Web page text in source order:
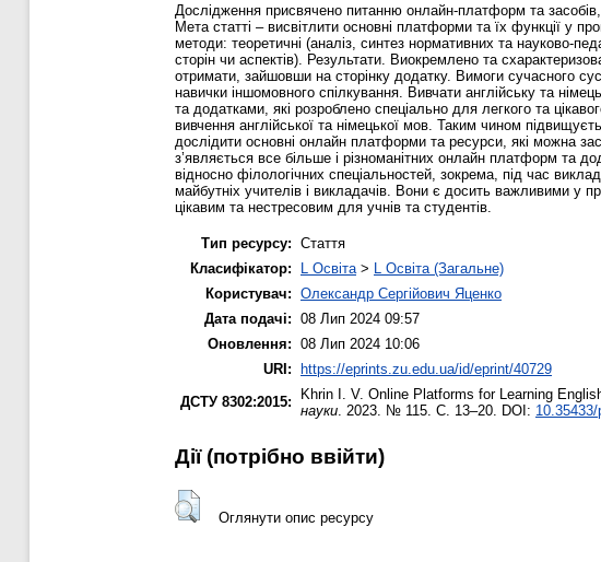
Дослідження присвячено питанню онлайн-платформ та засобів,
Мета статті – висвітлити основні платформи та їх функції у
методи: теоретичні (аналіз, синтез нормативних та науково-
сторін чи аспектів). Результати. Виокремлено та
отримати, зайшовши на сторінку додатку. Вимоги сучасного
навички іншомовного спілкування. Вивчати англійську та
та додатками, які розроблено спеціально для легкого та
вивчення англійської та німецької мов. Таким чином
дослідити основні онлайн платформи та ресурси, які можна
з’являється все більше і різноманітних онлайн платформ та
відносно філологічних спеціальностей, зокрема, під час
майбутніх учителів і викладачів. Вони є досить важливими у
цікавим та нестресовим для учнів та студентів.
Тип ресурсу: Стаття
Класифікатор:
L Освіта > L Освіта (Загальне)
Користувач: Олександр Сергійович Яценко
Дата подачі: 08 Лип 2024 09:57
Оновлення: 08 Лип 2024 10:06
URI: https://eprints.zu.edu.ua/id/eprint/40729
ДСТУ 8302:2015:
Khrin I. V. Online Platforms for Learning
науки . 2023. № 115. С. 13–20. DOI:
Дії ​​(потрібно ввійти)
Оглянути опис ресурсу